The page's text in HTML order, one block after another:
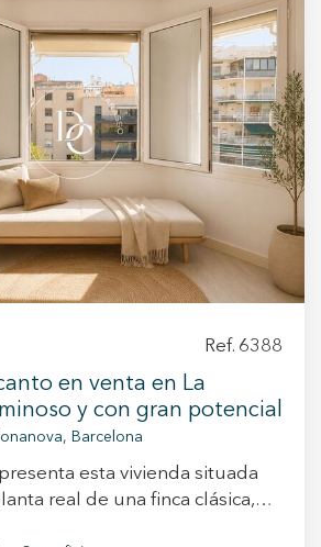
FR
Ref. 6388
en venta en La
y con gran potencial
Barcelona
esta vivienda situada
real de una finca clásica,